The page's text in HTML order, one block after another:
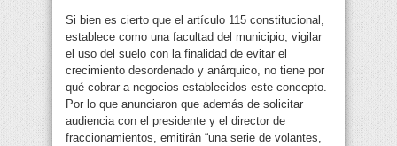
Si bien es cierto que el artículo 115 constitucional,
establece como una facultad del municipio, vigilar
el uso del suelo con la finalidad de evitar el
crecimiento desordenado y anárquico, no tiene por
qué cobrar a negocios establecidos este concepto.
Por lo que anunciaron que además de solicitar
audiencia con el presidente y el director de
fraccionamientos, emitirán “una serie de volantes,